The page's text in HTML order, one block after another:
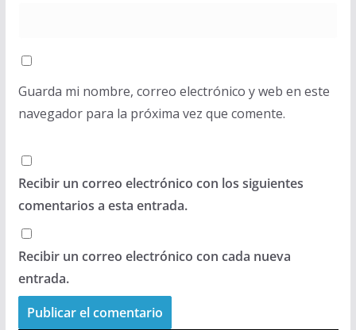
Guarda mi nombre, correo electrónico y web en este
navegador para la próxima vez que comente.
Recibir un correo electrónico con los siguientes
comentarios a esta entrada.
Recibir un correo electrónico con cada nueva
entrada.